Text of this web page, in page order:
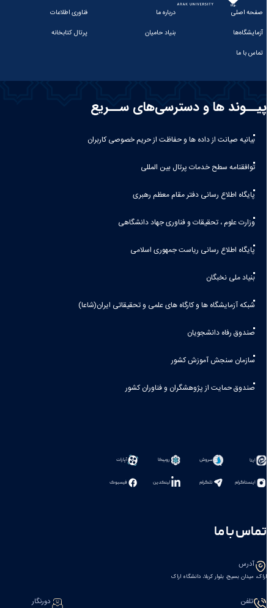
صفحه اصلی درباره ما
فناوری اطلاعات
آزمایشگاه‌ها
بنیاد حامیان
پرتال کتابخانه
تماس با ما
پیــوند ها و دسترسی‌های ســریع
بیانیه صيانت از داده ها و حفاظت از حريم خصوصی كاربران
توافقنامه سطح خدمات پرتال بین المللی
پایگاه اطلاع رسانی دفتر مقام معظم رهبری
وزارت علوم ، تحقیقات و فناوری جهاد دانشگاهی
پایگاه اطلاع رسانی ریاست جمهوری اسلامی
بنیاد ملی نخبگان
شبکه آزمایشگاه ها و کارگاه های علمی و تحقیقاتی ایران(شاعا)
صندوق رفاه دانشجویان
سازمان سنجش آموزش کشور
صندوق حمایت از پژوهشگران و فناوران کشور
ایتا سروش روبیکا آپارات
اینستاگرام تلگرام لینکدین فیسبوک
تماس با ما
آدرس
اراک، میدان بسیج، بلوار کربلا، دانشگاه اراک
تلفن دورنگار